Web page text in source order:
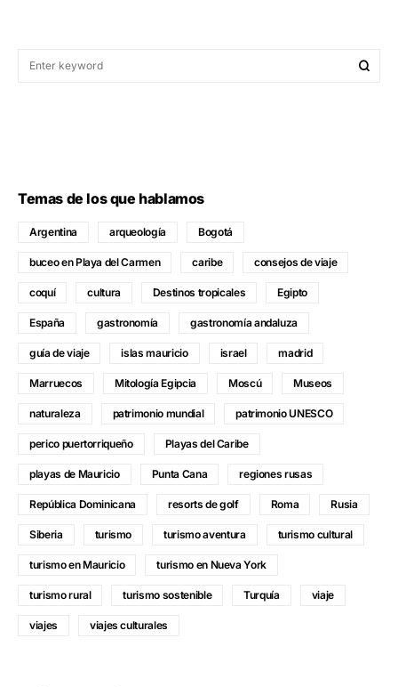
Temas de los que hablamos
Argentina arqueología Bogotá
buceo en Playa del Carmen caribe consejos de viaje
coquí cultura Destinos tropicales Egipto
España gastronomía gastronomía andaluza
guía de viaje islas mauricio israel madrid
Marruecos Mitología Egipcia Moscú Museos
naturaleza patrimonio mundial patrimonio UNESCO
perico puertorriqueño Playas del Caribe
playas de Mauricio Punta Cana regiones rusas
República Dominicana resorts de golf Roma Rusia
Siberia turismo turismo aventura turismo cultural
turismo en Mauricio turismo en Nueva York
turismo rural turismo sostenible Turquía viaje
viajes viajes culturales